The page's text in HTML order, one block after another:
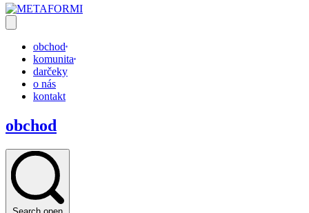
obchod
komunita
darčeky
o nás
kontakt
obchod